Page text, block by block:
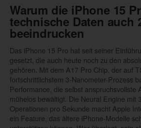
Warum die iPhone 15
technische Daten auch
beeindrucken
Das iPhone 15 Pro hat seit seiner
gesetzt, die auch heute noch zu den
gehören. Mit dem A17 Pro Chip, der auf
fortschrittlichstem 3-Nanometer-Prozess
Performance, die selbst anspruchsvollste
mühelos bewältigt. Die Neural Engine mit
Operationen pro Sekunde macht Apple
ein Feature, das ältere iPhone-Modelle